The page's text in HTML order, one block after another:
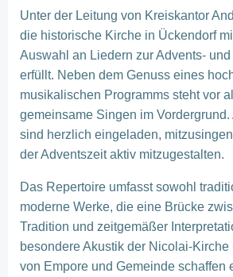
Unter der Leitung von Kreiskantor
die historische Kirche in Ückendorf
Auswahl an Liedern zur Advents-
erfüllt. Neben dem Genuss eines
musikalischen Programms steht vor
gemeinsame Singen im
sind herzlich eingeladen,
der Adventszeit aktiv mitzugestalten.
Das Repertoire umfasst sowohl
moderne Werke, die eine Brücke
Tradition und zeitgemäßer
besondere Akustik der Nicolai-Kirche
von Empore und Gemeinde schaffen